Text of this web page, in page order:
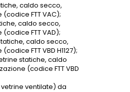
caldo secco,
FTT VAC);
caldo secco,
FTT VAD);
caldo secco,
FTT VBD H1127);
statiche, caldo
(codice FTT VBD
ventilate) da